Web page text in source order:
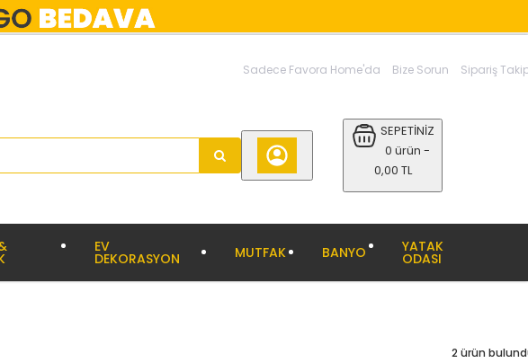
Sadece Favora Home'da Bize Sorun Sipariş
SEPETİNİZ
0 ürün -
0,00 TL
EV
DEKORASYON MUTFAK BANYO YATAK
ODASI
2 ürün